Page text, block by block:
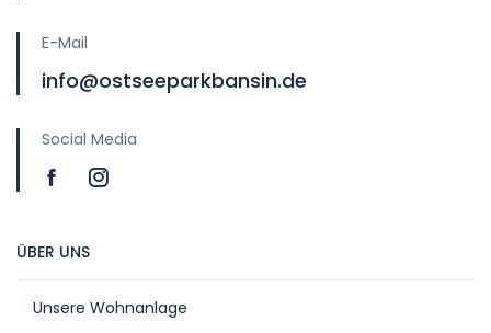
E-Mail
info@ostseeparkbansin.de
Social Media
ÜBER UNS
Unsere Wohnanlage